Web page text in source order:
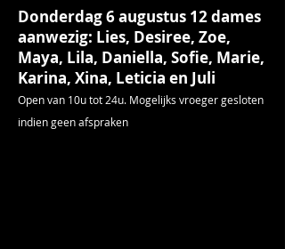
Donderdag 6 augustus 12 dames
aanwezig: Lies, Desiree, Zoe,
Maya, Lila, Daniella, Sofie, Marie,
Karina, Xina, Leticia en Juli
Open van 10u tot 24u. Mogelijks vroeger gesloten
indien geen afspraken